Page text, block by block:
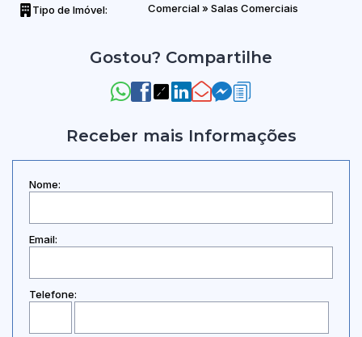
Tipo de Imóvel: Comercial» Salas Comerciais
Gostou? Compartilhe
Receber mais Informações
Nome:
Email:
Telefone: